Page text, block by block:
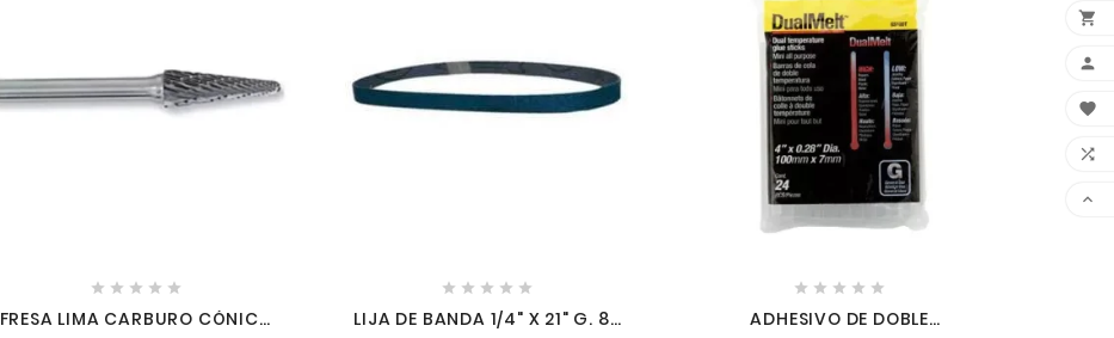
    
FRESA LIMA CARBURO CÓNICA
    
LIJA DE BANDA 1/4" X 21" G. 80
    
ADHESIVO DE DOBLE




